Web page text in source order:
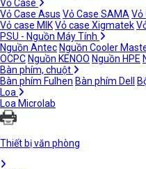
Vỏ Case
Vỏ Case Asus Vỏ Case SAMA Vỏ
Vỏ case MIKVỏ case Xigmatek
PSU - Nguồn Máy Tính
Nguồn Antec Nguồn Cooler
OCPC Nguồn KENOO Nguồn HPE
Bàn phím, chuột
Bàn phím Fulhen Bàn phím Dell
Loa
Loa Microlab
Thiết bị văn phòng